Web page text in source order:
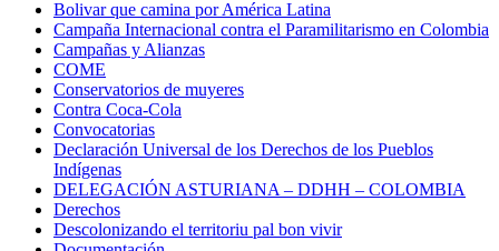
Bolivar que camina por América Latina
Campaña Internacional contra el Paramilitarismo en Colombia
Campañas y Alianzas
COME
Conservatorios de muyeres
Contra Coca-Cola
Convocatorias
Declaración Universal de los Derechos de los Pueblos
Indígenas
DELEGACIÓN ASTURIANA – DDHH – COLOMBIA
Derechos
Descolonizando el territoriu pal bon vivir